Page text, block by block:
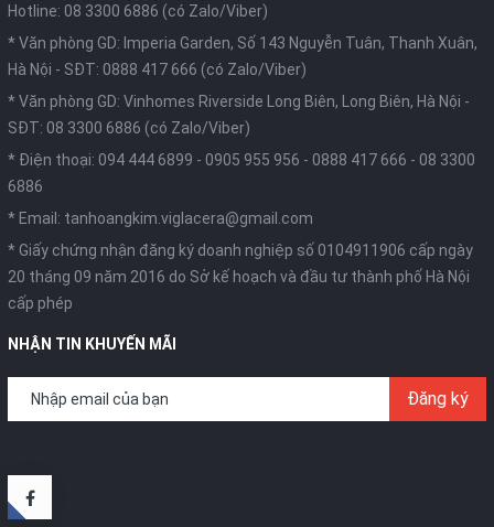
Hotline: 08 3300 6886 (có Zalo/Viber)
* Văn phòng GD: Imperia Garden, Số 143 Nguyễn Tuân, Thanh Xuân,
Hà Nội - SĐT: 0888 417 666 (có Zalo/Viber)
* Văn phòng GD: Vinhomes Riverside Long Biên, Long Biên, Hà Nội -
SĐT: 08 3300 6886 (có Zalo/Viber)
* Điện thoại: 094 444 6899 - 0905 955 956 - 0888 417 666 - 08 3300
6886
* Email: tanhoangkim.viglacera@gmail.com
* Giấy chứng nhận đăng ký doanh nghiệp số 0104911906 cấp ngày
20 tháng 09 năm 2016 do Sở kế hoạch và đầu tư thành phố Hà Nội
cấp phép
NHẬN TIN KHUYẾN MÃI
Đăng ký